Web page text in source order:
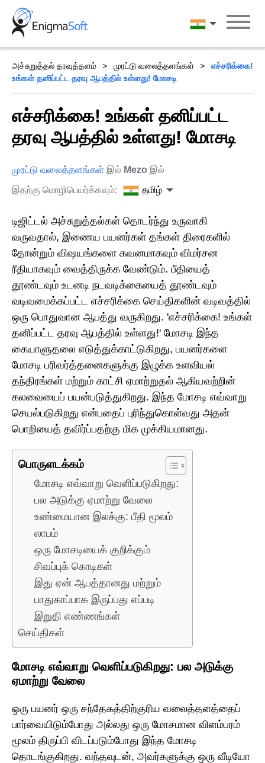
Skip
content
தமிழ்
அச்சுறுத்தல் தரவுத்தளம் முரட்டு வலைத்தளங்கள்
எச்சரிக்கை!
உங்கள் தனிப்பட்ட தரவு ஆபத்தில் உள்ளது! மோசடி
எச்சரிக்கை! உங்கள் தனிப்பட்ட
தரவு ஆபத்தில் உள்ளது! மோசடி
முரட்டு வலைத்தளங்கள் இல் Mezo இல்
இதற்கு மொழிபெயர்க்கவும்:
தமிழ்
டிஜிட்டல் அச்சுறுத்தல்கள் தொடர்ந்து உருவாகி
வருவதால், இணைய பயனர்கள் தங்கள் திரைகளில்
தோன்றும் விஷயங்களை கவனமாகவும் விமர்சன
ரீதியாகவும் வைத்திருக்க வேண்டும். பீதியைத்
தூண்டவும் உடனடி நடவடிக்கையைத் தூண்டவும்
வடிவமைக்கப்பட்ட எச்சரிக்கை செய்திகளின் வடிவத்தில்
ஒரு பொதுவான ஆபத்து வருகிறது. 'எச்சரிக்கை! உங்கள்
தனிப்பட்ட தரவு ஆபத்தில் உள்ளது!' மோசடி இந்த
கையாளுதலை எடுத்துக்காட்டுகிறது, பயனர்களை
மோசடி பரிவர்த்தனைகளுக்கு இழுக்க உளவியல்
தந்திரங்கள் மற்றும் காட்சி ஏமாற்றுதல் ஆகியவற்றின்
கலவையைப் பயன்படுத்துகிறது. இந்த மோசடி எவ்வாறு
செயல்படுகிறது என்பதைப் புரிந்துகொள்வது அதன்
பொறியைத் தவிர்ப்பதற்கு மிக முக்கியமானது.
பொருளடக்கம்
மோசடி எவ்வாறு வெளிப்படுகிறது:
பல அடுக்கு ஏமாற்று வேலை
உண்மையான இலக்கு: பீதி மூலம்
லாபம்
ஒரு மோசடியைக் குறிக்கும்
சிவப்புக் கொடிகள்
இது ஏன் ஆபத்தானது மற்றும்
பாதுகாப்பாக இருப்பது எப்படி
இறுதி எண்ணங்கள்
செய்திகள்
மோசடி எவ்வாறு வெளிப்படுகிறது: பல அடுக்கு
ஏமாற்று வேலை
ஒரு பயனர் ஒரு சந்தேகத்திற்குரிய வலைத்தளத்தைப்
பார்வையிடும்போது அல்லது ஒரு மோசமான விளம்பரம்
மூலம் திருப்பி விடப்படும்போது இந்த மோசடி
தொடங்குகிறது. வந்தவுடன், அவர்களுக்கு ஒரு வீடியோ